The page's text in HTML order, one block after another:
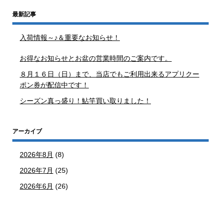
最新記事
入荷情報～♪＆重要なお知らせ！
お得なお知らせとお盆の営業時間のご案内です。
８月１６日（日）まで、当店でもご利用出来るアプリクー
ポン券が配信中です！
シーズン真っ盛り！鮎竿買い取りました！
アーカイブ
2026年8月 (8)
2026年7月 (25)
2026年6月 (26)